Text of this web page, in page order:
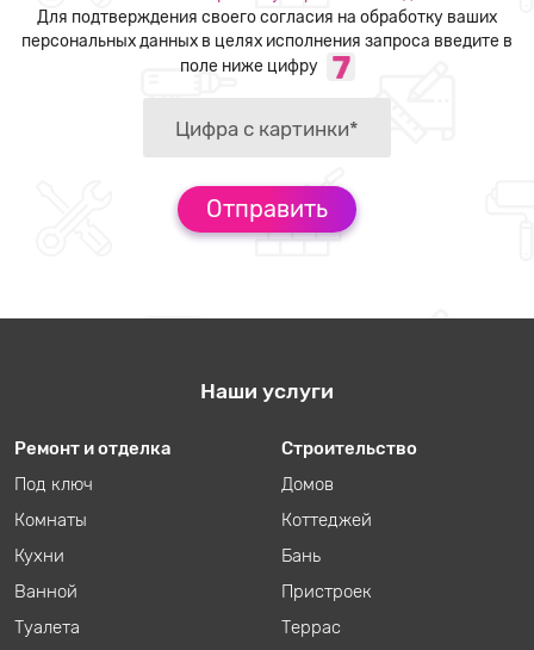
Для подтверждения своего согласия на обработку ваших
персональных данных в целях исполнения запроса введите в
поле ниже цифру
Наши услуги
Ремонт и отделка
Под ключ
Комнаты
Кухни
Ванной
Туалета
Строительство
Домов
Коттеджей
Бань
Пристроек
Террас